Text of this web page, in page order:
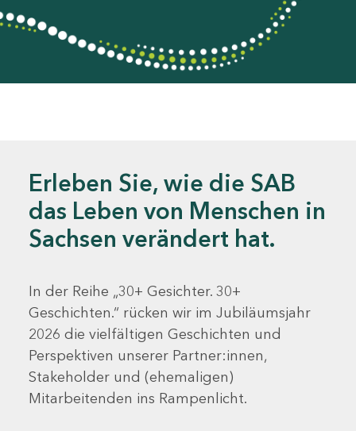
Erleben Sie, wie die SAB
das Leben von Menschen in
Sachsen verändert hat.
In der Reihe „30+ Gesichter. 30+
Geschichten.“ rücken wir im Jubiläumsjahr
2026 die vielfältigen Geschichten und
Perspektiven unserer Partner:innen,
Stakeholder und (ehemaligen)
Mitarbeitenden ins Rampenlicht.